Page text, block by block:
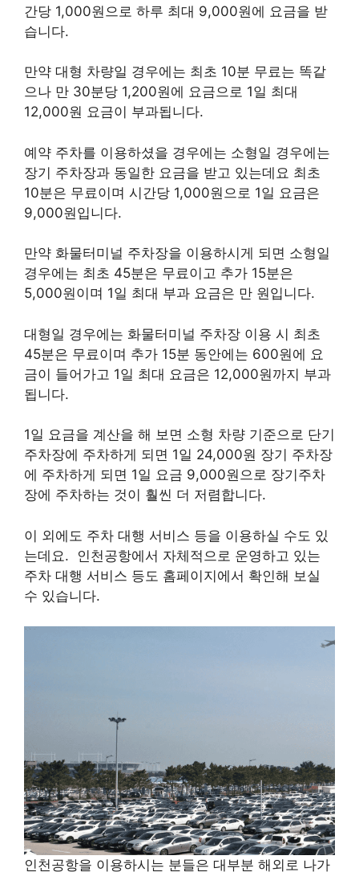
간당 1,000원으로 하루 최대 9,000원에 요금을 받
습니다.
만약 대형 차량일 경우에는 최초 10분 무료는 똑같
으나 만 30분당 1,200원에 요금으로 1일 최대
12,000원 요금이 부과됩니다.
예약 주차를 이용하셨을 경우에는 소형일 경우에는
장기 주차장과 동일한 요금을 받고 있는데요 최초
10분은 무료이며 시간당 1,000원으로 1일 요금은
9,000원입니다.
만약 화물터미널 주차장을 이용하시게 되면 소형일
경우에는 최초 45분은 무료이고 추가 15분은
5,000원이며 1일 최대 부과 요금은 만 원입니다.
대형일 경우에는 화물터미널 주차장 이용 시 최초
45분은 무료이며 추가 15분 동안에는 600원에 요
금이 들어가고 1일 최대 요금은 12,000원까지 부과
됩니다.
1일 요금을 계산을 해 보면 소형 차량 기준으로 단기
주차장에 주차하게 되면 1일 24,000원 장기 주차장
에 주차하게 되면 1일 요금 9,000원으로 장기주차
장에 주차하는 것이 훨씬 더 저렴합니다.
이 외에도 주차 대행 서비스 등을 이용하실 수도 있
는데요. 인천공항에서 자체적으로 운영하고 있는
주차 대행 서비스 등도 홈페이지에서 확인해 보실
수 있습니다.
인천공항을 이용하시는 분들은 대부분 해외로 나가